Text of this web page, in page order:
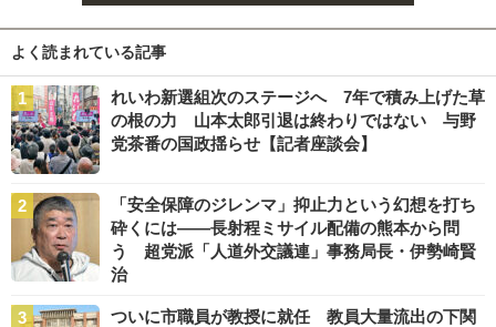
よく読まれている記事
れいわ新選組次のステージへ 7年で積み上げた草
の根の力 山本太郎引退は終わりではない 与野
党茶番の国政揺らせ【記者座談会】
「安全保障のジレンマ」抑止力という幻想を打ち
砕くには――長射程ミサイル配備の熊本から問
う 超党派「人道外交議連」事務局長・伊勢崎賢
治
ついに市職員が教授に就任 教員大量流出の下関